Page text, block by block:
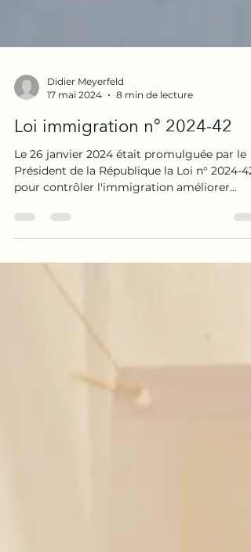
17 mai 2024
8 min de lecture
Loi immigration n° 2024-42
Le 26 janvier 2024 était promulguée par le
Président de la République la Loi n° 2024-42
pour contrôler l'immigration améliorer...